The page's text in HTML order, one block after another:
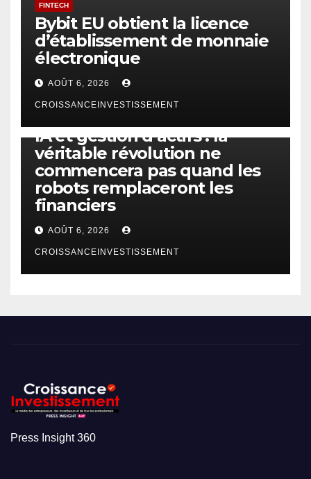
FINTECH
Bybit EU obtient la licence
d’établissement de monnaie
électronique
AOÛT 6, 2026
CROISSANCEINVESTISSEMENT
IA et gestion d’actifs : la
véritable révolution ne
commencera pas quand les
robots remplaceront les
financiers
AOÛT 6, 2026
CROISSANCEINVESTISSEMENT
Press Insight 360